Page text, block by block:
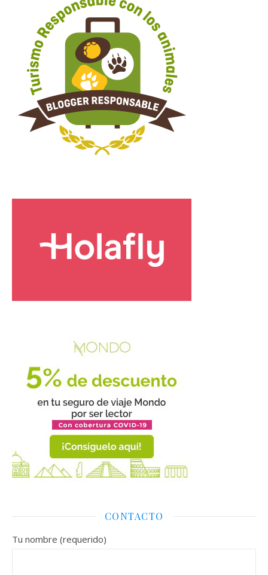
CONTACTO
Tu nombre (requerido)